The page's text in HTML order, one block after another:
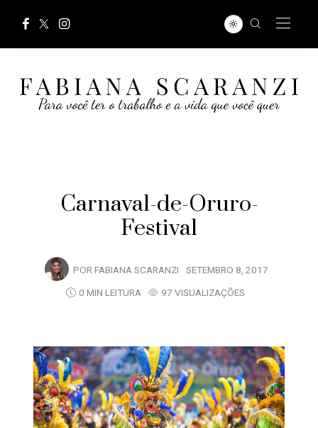
Carnaval-de-Oruro-
Festival
POR FABIANA SCARANZI SETEMBRO 8, 2017
0 MIN LEITURA
97 VISUALIZAÇÕES